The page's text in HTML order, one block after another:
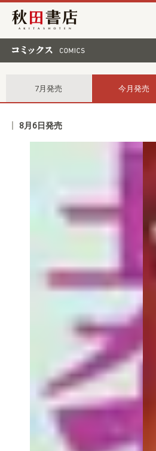
秋田書店
7月発売 今月発売
8月6日発売